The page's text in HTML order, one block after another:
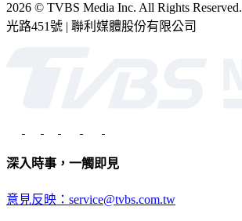
2026 © TVBS Media Inc. All Rights
光路451號 | 聯利媒體股份有限公司
深入時事，一觸即見
意見反映：service@tvbs.com.tw